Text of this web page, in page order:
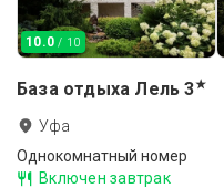
10.0 / 10
База отдыха Лель 3★
Уфа
Однокомнатный номер
Включен завтрак